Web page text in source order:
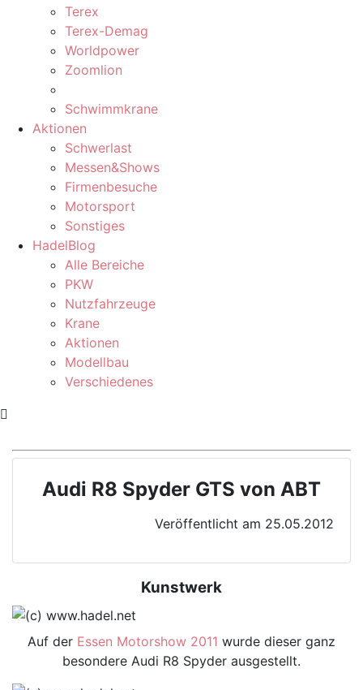
Terex
Terex-Demag
Worldpower
Zoomlion
Schwimmkrane
Aktionen
Schwerlast
Messen&Shows
Firmenbesuche
Motorsport
Sonstiges
HadelBlog
Alle Bereiche
PKW
Nutzfahrzeuge
Krane
Aktionen
Modellbau
Verschiedenes
Audi R8 Spyder GTS von ABT
Veröffentlicht am 25.05.2012
Kunstwerk
Auf der Essen Motorshow 2011 wurde dieser ganz
besondere Audi R8 Spyder ausgestellt.